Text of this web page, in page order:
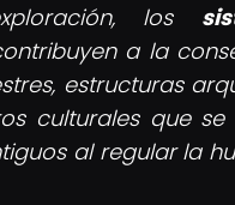
los
a la
estructuras
culturales que se
al regular la